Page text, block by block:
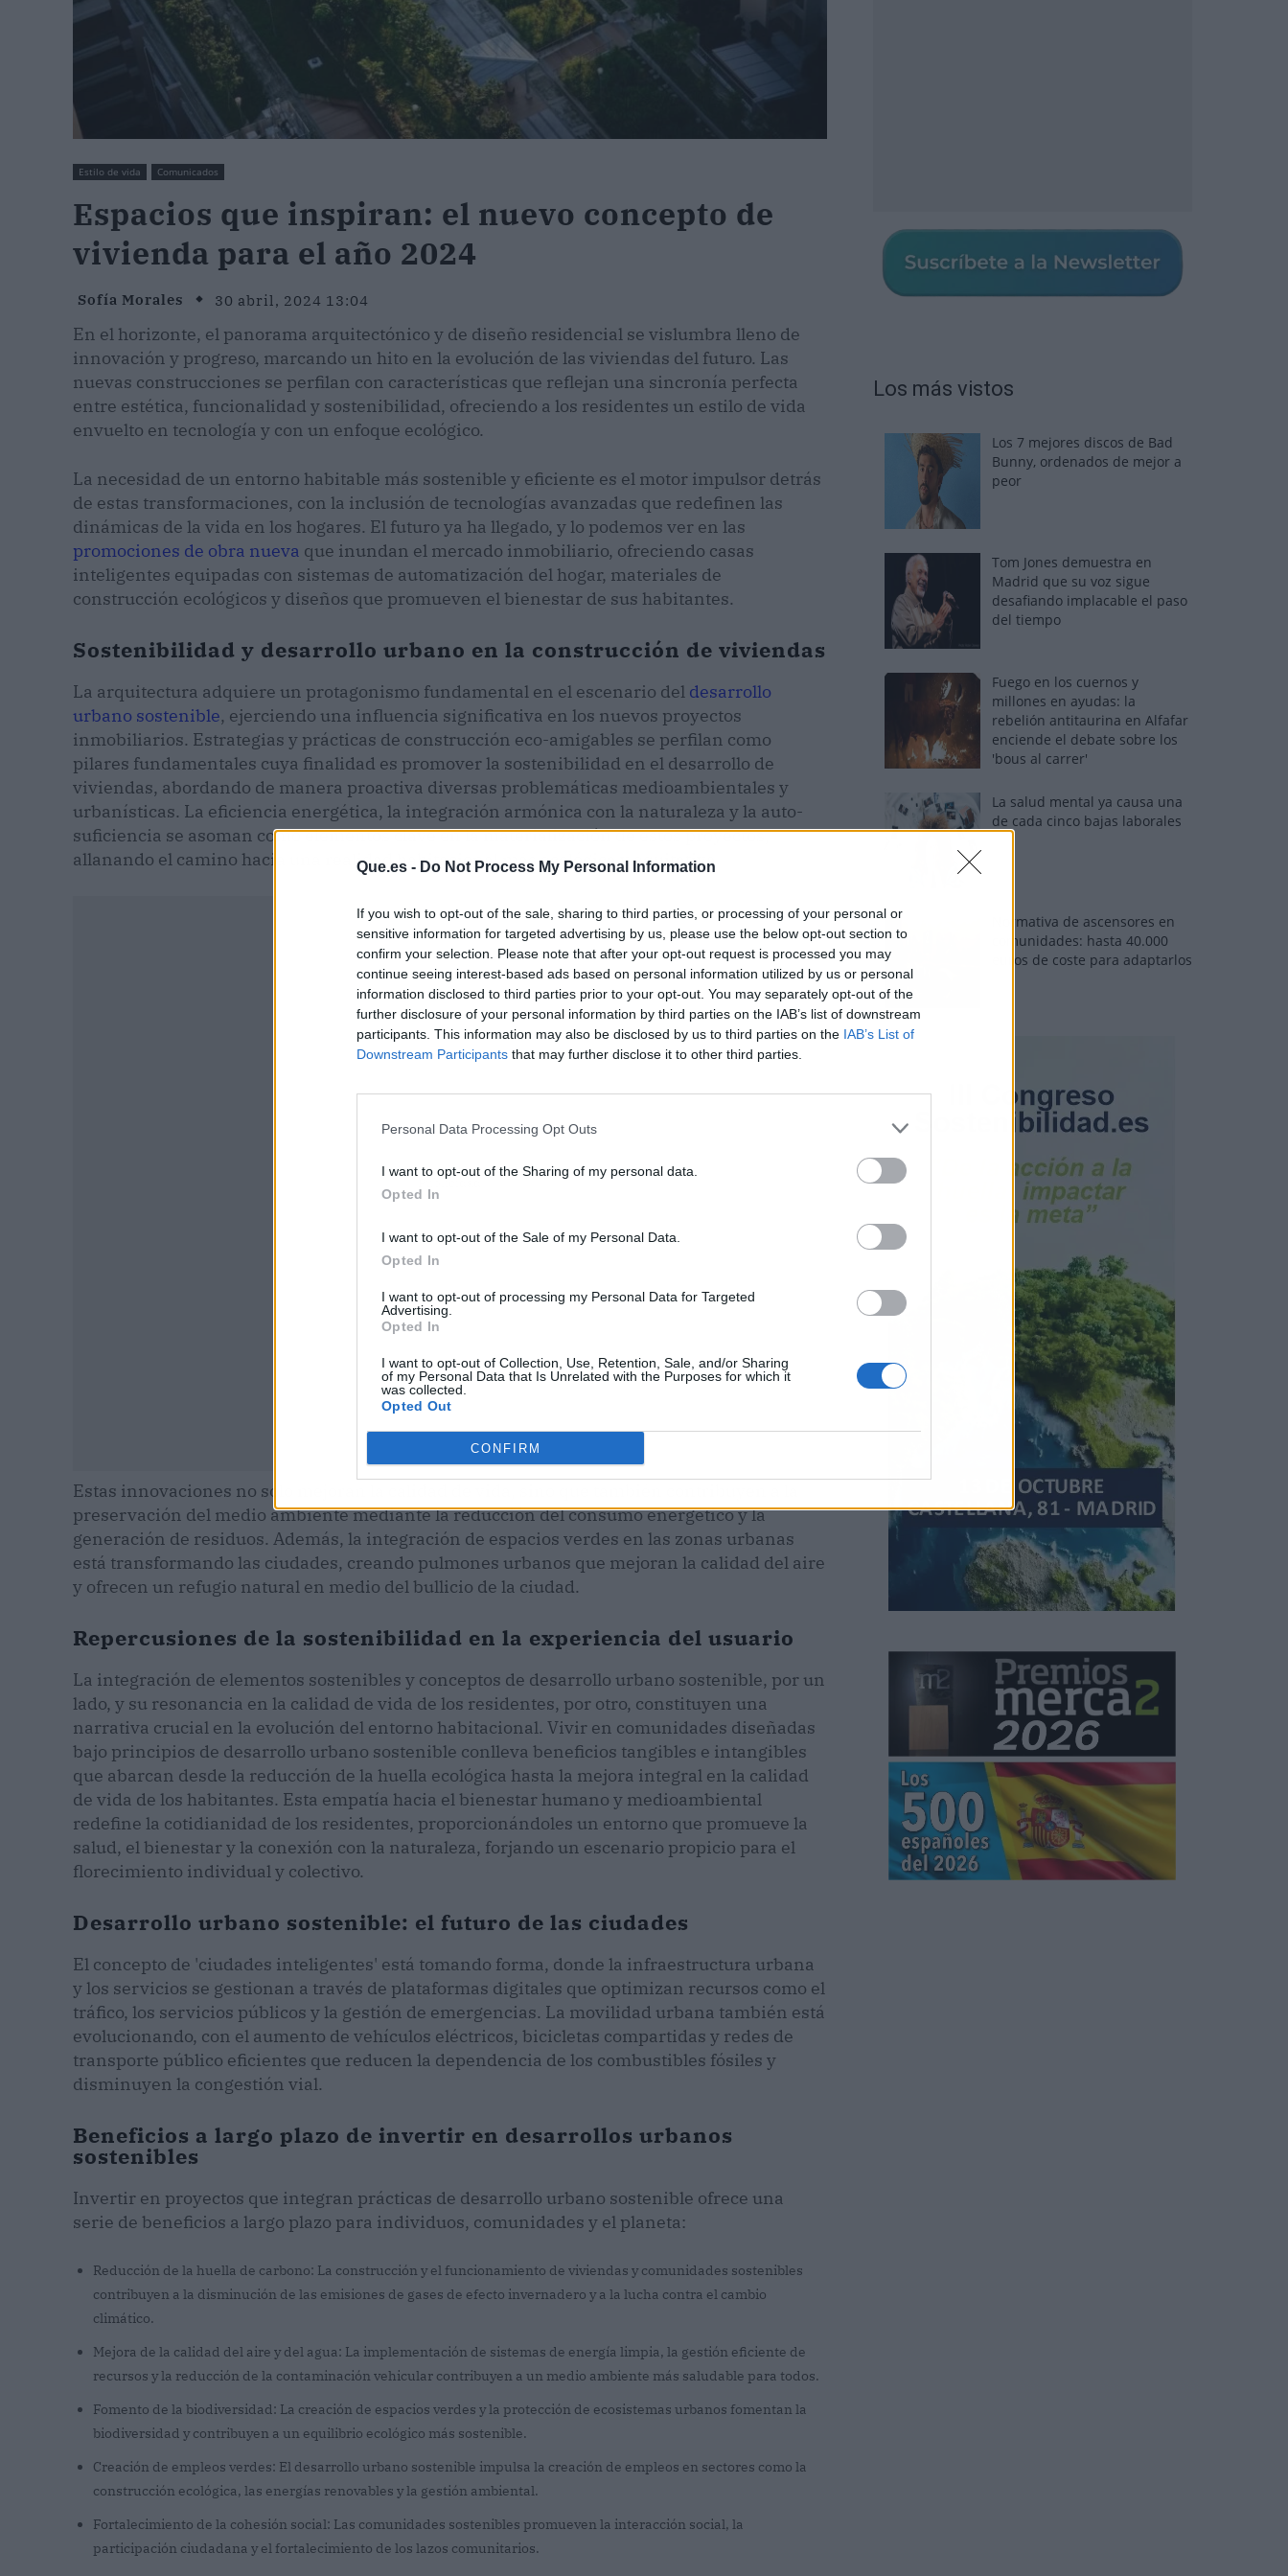
Que.es - Do Not Process My Personal Information
If you wish to opt-out of the sale, sharing to third parties, or processing of your personal or
sensitive information for targeted advertising by us, please use the below opt-out section to
confirm your selection. Please note that after your opt-out request is processed you may
continue seeing interest-based ads based on personal information utilized by us or personal
information disclosed to third parties prior to your opt-out. You may separately opt-out of the
further disclosure of your personal information by third parties on the IAB’s list of downstream
participants. This information may also be disclosed by us to third parties on the IAB’s List of
Downstream Participants that may further disclose it to other third parties.
Personal Data Processing Opt Outs
I want to opt-out of the Sharing of my personal data.
Opted In
I want to opt-out of the Sale of my Personal Data.
Opted In
I want to opt-out of processing my Personal Data for Targeted
Advertising.
Opted In
I want to opt-out of Collection, Use, Retention, Sale, and/or Sharing
of my Personal Data that Is Unrelated with the Purposes for which it
was collected.
Opted Out
CONFIRM
Estilo de vida Comunicados
Espacios que inspiran: el nuevo concepto de
vivienda para el año 2024
Sofía Morales 30 abril, 2024 13:04
En el horizonte, el panorama arquitectónico y de diseño residencial se vislumbra lleno de
innovación y progreso, marcando un hito en la evolución de las viviendas del futuro. Las
nuevas construcciones se perfilan con características que reflejan una sincronía perfecta
entre estética, funcionalidad y sostenibilidad, ofreciendo a los residentes un estilo de vida
envuelto en tecnología y con un enfoque ecológico.
La necesidad de un entorno habitable más sostenible y eficiente es el motor impulsor detrás
de estas transformaciones, con la inclusión de tecnologías avanzadas que redefinen las
dinámicas de la vida en los hogares. El futuro ya ha llegado, y lo podemos ver en las
promociones de obra nueva que inundan el mercado inmobiliario, ofreciendo casas
inteligentes equipadas con sistemas de automatización del hogar, materiales de
construcción ecológicos y diseños que promueven el bienestar de sus habitantes.
Sostenibilidad y desarrollo urbano en la construcción de viviendas
La arquitectura adquiere un protagonismo fundamental en el escenario del desarrollo
urbano sostenible, ejerciendo una influencia significativa en los nuevos proyectos
inmobiliarios. Estrategias y prácticas de construcción eco-amigables se perfilan como
pilares fundamentales cuya finalidad es promover la sostenibilidad en el desarrollo de
viviendas, abordando de manera proactiva diversas problemáticas medioambientales y
urbanísticas. La eficiencia energética, la integración armónica con la naturaleza y la auto-
suficiencia se asoman como elementos clave en la materialización de estos proyectos,
allanando el camino hacia una realidad habitacional más ecológica y equitativa.
Publicidad
Estas innovaciones no solo mejoran la calidad de vida, sino que también contribuyen a la
preservación del medio ambiente mediante la reducción del consumo energético y la
generación de residuos. Además, la integración de espacios verdes en las zonas urbanas
está transformando las ciudades, creando pulmones urbanos que mejoran la calidad del aire
y ofrecen un refugio natural en medio del bullicio de la ciudad.
Repercusiones de la sostenibilidad en la experiencia del usuario
La integración de elementos sostenibles y conceptos de desarrollo urbano sostenible, por un
lado, y su resonancia en la calidad de vida de los residentes, por otro, constituyen una
narrativa crucial en la evolución del entorno habitacional. Vivir en comunidades diseñadas
bajo principios de desarrollo urbano sostenible conlleva beneficios tangibles e intangibles
que abarcan desde la reducción de la huella ecológica hasta la mejora integral en la calidad
de vida de los habitantes. Esta empatía hacia el bienestar humano y medioambiental
redefine la cotidianidad de los residentes, proporcionándoles un entorno que promueve la
salud, el bienestar y la conexión con la naturaleza, forjando un escenario propicio para el
florecimiento individual y colectivo.
Desarrollo urbano sostenible: el futuro de las ciudades
El concepto de 'ciudades inteligentes' está tomando forma, donde la infraestructura urbana
y los servicios se gestionan a través de plataformas digitales que optimizan recursos como el
tráfico, los servicios públicos y la gestión de emergencias. La movilidad urbana también está
evolucionando, con el aumento de vehículos eléctricos, bicicletas compartidas y redes de
transporte público eficientes que reducen la dependencia de los combustibles fósiles y
disminuyen la congestión vial.
Beneficios a largo plazo de invertir en desarrollos urbanos
sostenibles
Invertir en proyectos que integran prácticas de desarrollo urbano sostenible ofrece una
serie de beneficios a largo plazo para individuos, comunidades y el planeta:
Reducción de la huella de carbono: La construcción y el funcionamiento de viviendas y comunidades sostenibles
contribuyen a la disminución de las emisiones de gases de efecto invernadero y a la lucha contra el cambio
climático.
Mejora de la calidad del aire y del agua: La implementación de sistemas de energía limpia, la gestión eficiente de
recursos y la reducción de la contaminación vehicular contribuyen a un medio ambiente más saludable para todos.
Fomento de la biodiversidad: La creación de espacios verdes y la protección de ecosistemas urbanos fomentan la
biodiversidad y contribuyen a un equilibrio ecológico más sostenible.
Creación de empleos verdes: El desarrollo urbano sostenible impulsa la creación de empleos en sectores como la
construcción ecológica, las energías renovables y la gestión ambiental.
Fortalecimiento de la cohesión social: Las comunidades sostenibles promueven la interacción social, la
participación ciudadana y el fortalecimiento de los lazos comunitarios.
Los más vistos
Los 7 mejores discos de Bad
Bunny, ordenados de mejor a
peor
Tom Jones demuestra en
Madrid que su voz sigue
desafiando implacable el paso
del tiempo
Fuego en los cuernos y
millones en ayudas: la
rebelión antitaurina en Alfafar
enciende el debate sobre los
'bous al carrer'
La salud mental ya causa una
de cada cinco bajas laborales
Normativa de ascensores en
comunidades: hasta 40.000
euros de coste para adaptarlos